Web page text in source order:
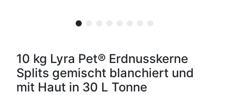
10 kg Lyra Pet® Erdnusskerne
Splits gemischt blanchiert und
mit Haut in 30 L Tonne